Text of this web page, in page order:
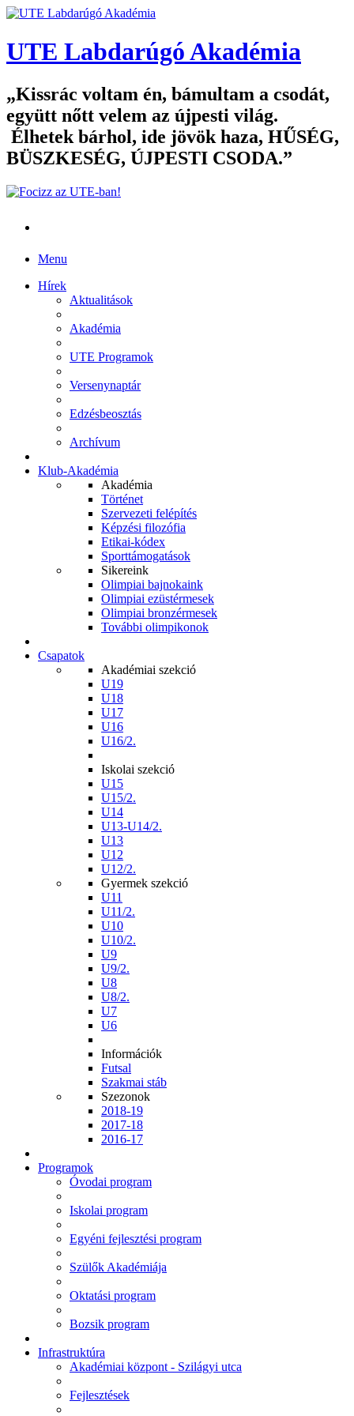
UTE Labdarúgó Akadémia
Kissrác voltam én, bámultam a csodát,
együtt nőtt velem az újpesti világ.
Élhetek bárhol, ide jövök haza, HŰSÉG,
BÜSZKESÉG, ÚJPESTI CSODA.
Menu
Hírek
Aktualitások
Akadémia
UTE Programok
Versenynaptár
Edzésbeosztás
Archívum
Klub-Akadémia
Akadémia
Történet
Szervezeti felépítés
Képzési filozófia
Etikai-kódex
Sporttámogatások
Sikereink
Olimpiai bajnokaink
Olimpiai ezüstérmesek
Olimpiai bronzérmesek
További olimpikonok
Csapatok
Akadémiai szekció
U19
U18
U17
U16
U16/2.
Iskolai szekció
U15
U15/2.
U14
U13-U14/2.
U13
U12
U12/2.
Gyermek szekció
U11
U11/2.
U10
U10/2.
U9
U9/2.
U8
U8/2.
U7
U6
Információk
Futsal
Szakmai stáb
Szezonok
2018-19
2017-18
2016-17
Programok
Óvodai program
Iskolai program
Egyéni fejlesztési program
Szülők Akadémiája
Oktatási program
Bozsik program
Infrastruktúra
Akadémiai központ - Szilágyi utca
Fejlesztések